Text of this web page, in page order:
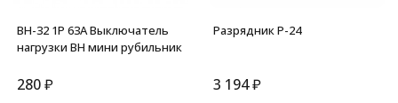
ВН-32 1P 63A Выключатель
нагрузки ВН мини рубильник
280₽
Разрядник Р-24
3 194₽